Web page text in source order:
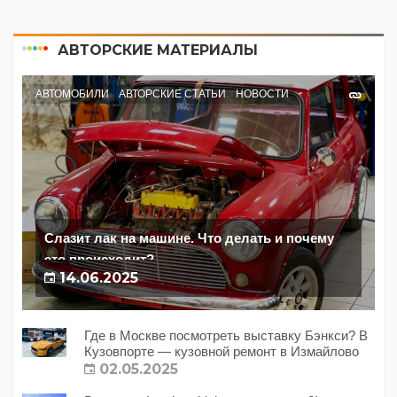
АВТОРСКИЕ МАТЕРИАЛЫ
АВТОМОБИЛИ АВТОРСКИЕ СТАТЬИ НОВОСТИ
Слазит лак на машине. Что делать и почему
это происходит?
14.06.2025
Где в Москве посмотреть выставку Бэнкси? В
Кузовпорте — кузовной ремонт в Измайлово
02.05.2025